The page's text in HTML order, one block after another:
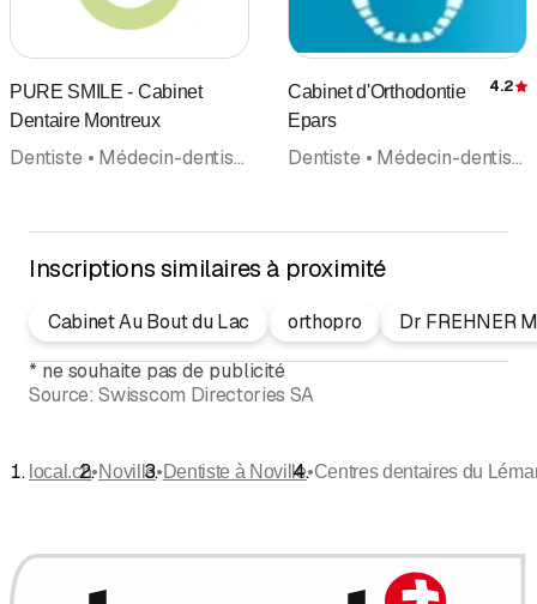
PURE SMILE - Cabinet
Dentaire Montreux
Dentiste • Médecin-dentiste • Hygiéniste dentaire • Implantologie • Médecine dentaire reconstructive • Blanchiment dentaire • Orthodontie • Pédiatrie • Médecins
Cabinet d'Orthodontie
Epars
4.2
Dentiste • Médecin-dentiste • Orthodontie • Médecine dentaire pédiatrique
Inscriptions similaires à proximité
Cabinet Au Bout du Lac orthopro
Dr FREHNER
* ne souhaite pas de publicité
Source: Swisscom Directories SA
local.ch•Noville•Dentiste à Noville•Centres dentaires du